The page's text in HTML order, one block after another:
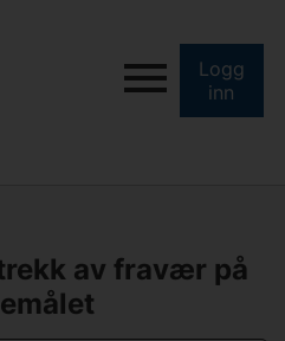
Logg
inn
av fravær på